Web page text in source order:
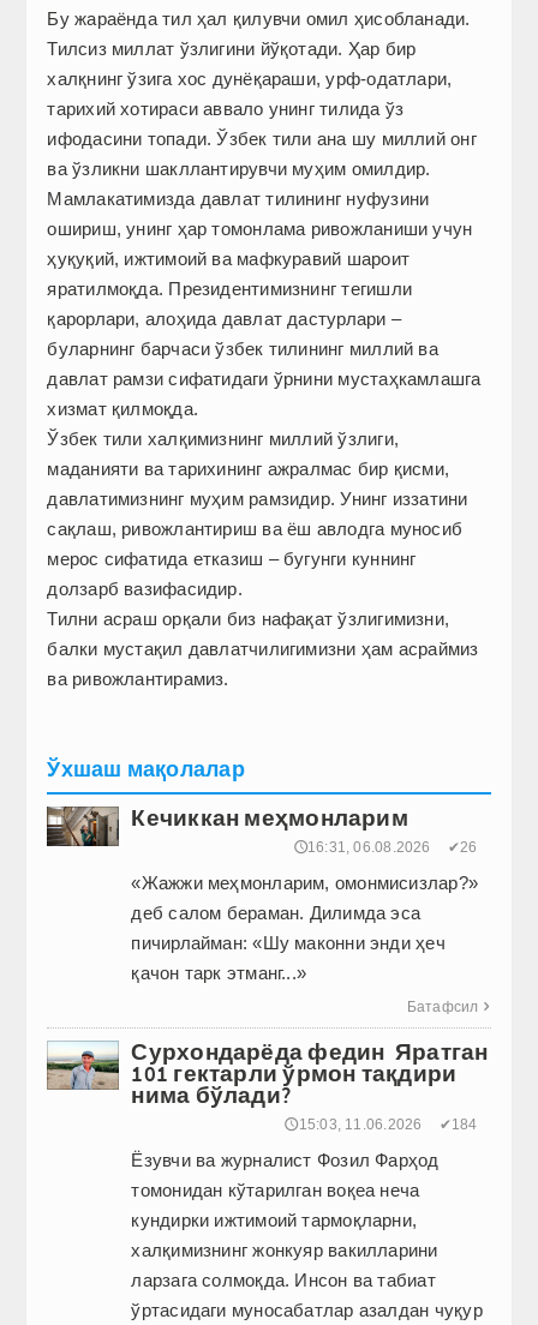
Бу жараёнда тил ҳал қилувчи омил ҳисобланади.
Тилсиз миллат ўзлигини йўқотади. Ҳар бир
халқнинг ўзига хос дунёқараши, урф-одатлари,
тарихий хотираси аввало унинг тилида ўз
ифодасини топади. Ўзбек тили ана шу миллий онг
ва ўзликни шакллантирувчи муҳим омилдир.
Мамлакатимизда давлат тилининг нуфузини
ошириш, унинг ҳар томонлама ривожланиши учун
ҳуқуқий, ижтимоий ва мафкуравий шароит
яратилмоқда. Президентимизнинг тегишли
қарорлари, алоҳида давлат дастурлари –
буларнинг барчаси ўзбек тилининг миллий ва
давлат рамзи сифатидаги ўрнини мустаҳкамлашга
хизмат қилмоқда.
Ўзбек тили халқимизнинг миллий ўзлиги,
маданияти ва тарихининг ажралмас бир қисми,
давлатимизнинг муҳим рамзидир. Унинг иззатини
сақлаш, ривожлантириш ва ёш авлодга муносиб
мерос сифатида етказиш – бугунги куннинг
долзарб вазифасидир.
Тилни асраш орқали биз нафақат ўзлигимизни,
балки мустақил давлатчилигимизни ҳам асраймиз
ва ривож­лантирамиз.
Ўхшаш мақолалар
Кечиккан меҳмонларим
🕔16:31, 06.08.2026 ✔26
«Жажжи меҳмонларим, омонмисизлар?»
деб салом бераман. Дилимда эса
пичирлайман: «Шу маконни энди ҳеч
қачон тарк этманг...»
Батафсил 
Сурхондарёда федин Яратган
101 гектарли ўрмон тақдири
нима бўлади?
🕔15:03, 11.06.2026 ✔184
Ёзувчи ва журналист Фозил Фарҳод
томонидан кўтарилган воқеа неча
кундирки ижтимоий тармоқларни,
халқимизнинг жонкуяр вакилларини
ларзага солмоқда. Инсон ва табиат
ўртасидаги муносабатлар азалдан чуқур